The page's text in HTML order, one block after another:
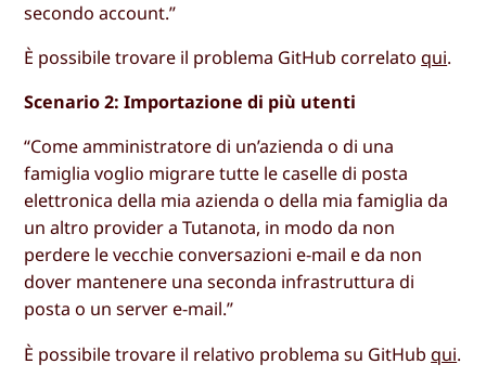
secondo account.”
È possibile trovare il problema GitHub correlato qui.
Scenario 2: Importazione di più utenti
“Come amministratore di un’azienda o di una
famiglia voglio migrare tutte le caselle di posta
elettronica della mia azienda o della mia famiglia da
un altro provider a Tutanota, in modo da non
perdere le vecchie conversazioni e-mail e da non
dover mantenere una seconda infrastruttura di
posta o un server e-mail.”
È possibile trovare il relativo problema su GitHub qui.